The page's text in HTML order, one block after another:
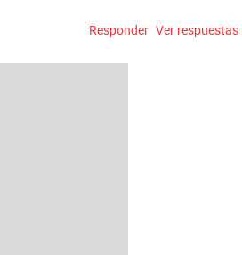
Responder Ver respuestas